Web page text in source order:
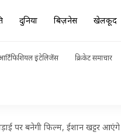
दुनिया बिज़नेस खेलकूद
इंटेलिजेंस क्रिकेट समाचार
पर बनेगी फिल्म, ईशान खट्टर